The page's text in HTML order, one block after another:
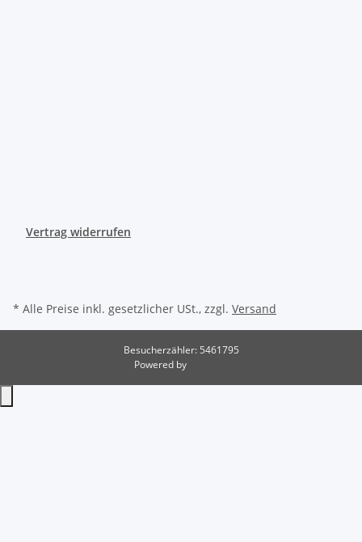
Vertrag widerrufen
* Alle Preise inkl. gesetzlicher USt., zzgl. Versand
Besucherzähler: 5461795
Powered by